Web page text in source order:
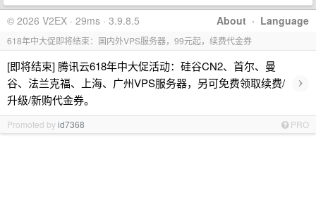
About · Language
© 2026 V2EX · 29ms · 3.9.8.5
618年中大促即将结束：国内外VPS服务器，99元起，续费代金券
[即将结束] 腾讯云618年中大促活动：硅谷CN2、首尔、曼
谷、法兰克福、上海、广州VPS服务器，另可免费领取续费/
升级/新购代金券。
›
Promoted byid7368 PRO